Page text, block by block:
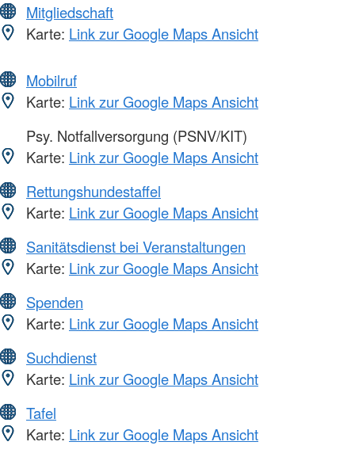
Mitgliedschaft
Karte: Link zur Google Maps Ansicht
Mobilruf
Karte: Link zur Google Maps Ansicht
Psy. Notfallversorgung (PSNV/KIT)
Karte: Link zur Google Maps Ansicht
Rettungshundestaffel
Karte: Link zur Google Maps Ansicht
Sanitätsdienst bei Veranstaltungen
Karte: Link zur Google Maps Ansicht
Spenden
Karte: Link zur Google Maps Ansicht
Suchdienst
Karte: Link zur Google Maps Ansicht
Tafel
Karte: Link zur Google Maps Ansicht